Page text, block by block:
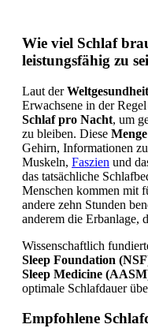
Wie viel Schlaf
leistungsfähig zu
Laut der
Erwachsene in der
Schlaf pro Nacht, um
zu bleiben. Diese
Gehirn, Informationen
Muskeln, Faszien und
das tatsächliche
Menschen kommen mit
andere zehn Stunden
anderem die Erbanlage,
Wissenschaftlich
Sleep Foundation
Sleep Medicine
optimale Schlafdauer
Empfohlene